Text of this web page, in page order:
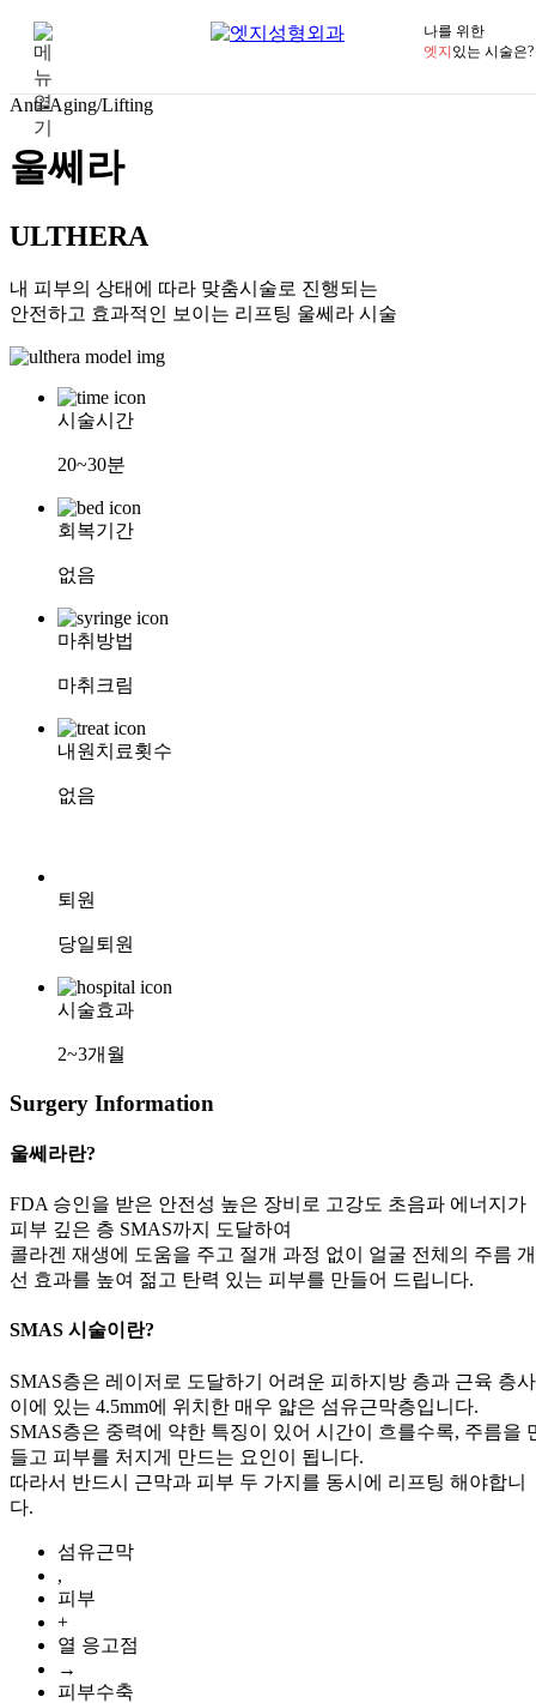
나를 위한
엣지 있는 시술은?
Anti-Aging/Lifting
울쎄라
ULTHERA
내 피부의 상태에 따라 맞춤시술로 진행되는
안전하고 효과적인 보이는 리프팅 울쎄라 시술
시술시간
20~30분
회복기간
없음
마취방법
마취크림
내원치료횟수
없음
퇴원
당일퇴원
시술효과
2~3개월
Surgery Information
울쎄라란?
FDA 승인을 받은 안전성 높은 장비로 고강도 초음파 에너지가
피부 깊은 층 SMAS까지 도달하여
콜라겐 재생에 도움을 주고 절개 과정 없이 얼굴 전체의 주름 개
선 효과를 높여 젊고 탄력 있는 피부를 만들어 드립니다.
SMAS 시술이란?
SMAS층은 레이저로 도달하기 어려운 피하지방 층과 근육 층사
이에 있는 4.5mm에 위치한 매우 얇은 섬유근막층입니다.
SMAS층은 중력에 약한 특징이 있어 시간이 흐를수록, 주름을
들고 피부를 처지게 만드는 요인이 됩니다.
따라서 반드시 근막과 피부 두 가지를 동시에 리프팅 해야합니
다.
섬유근막
,
피부
+
열 응고점
→
피부수축